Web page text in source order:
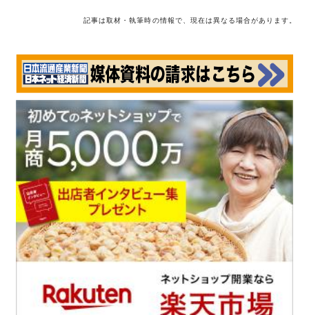
記事は取材・執筆時の情報で、現在は異なる場合があります。